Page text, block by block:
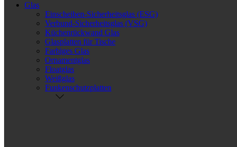
Glas
Einscheiben-Sicherheitsglas (ESG)
Verbund-Sicherheitsglas (VSG)
Küchenrückwand Glas
Glasplatten für Tische
Farbiges Glas
Ornamentglas
Floatglas
Weißglas
Funkenschutzplatten